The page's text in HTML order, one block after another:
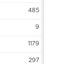
485
9
1179
297